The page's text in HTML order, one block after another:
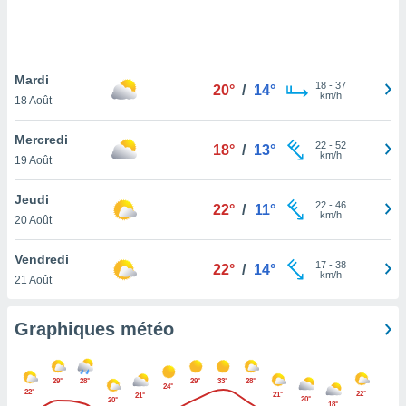
pas
de
à
cas,
que
sur le
ne
Mardi
18 Août
20° / 14° 18- 37
km/h
Mercredi
19 Août
18° / 13° 22- 52
km/h
Jeudi
20 Août
22° / 11° 22- 46
km/h
Vendredi
21 Août
22° / 14° 17- 38
km/h
Graphiques météo
22°
29° 28°
20°
21°
24°
29° 33°
28°
21°
20°
18°
22°